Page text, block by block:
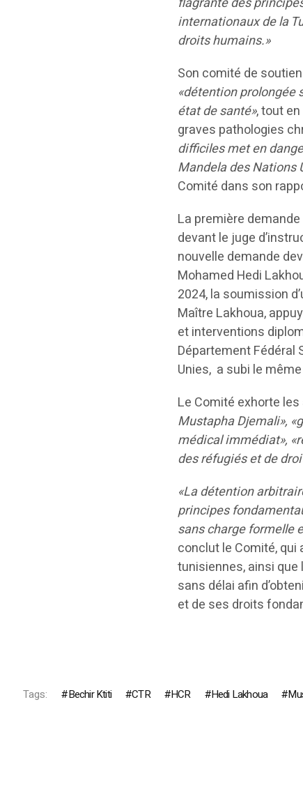
internationaux de la
droits humains.»
Son comité de
«détention prolongée
état de santé», tout
graves pathologies
difficiles met en
Mandela des Nations
Comité dans son
La première
devant le juge
nouvelle demande
Mohamed Hedi
2024, la soumission
Maître Lakhoua,
et interventions
Département Fédéral
Unies, a subi le
Le Comité exhorte
Mustapha Djemali»,
médical immédiat»,
des réfugiés et de
«La détention
principes
sans charge formelle
conclut le Comité,
tunisiennes, ainsi
sans délai afin
et de ses droits
Tags: Bechir Ktiti CTR HCR Hedi Lakhoua